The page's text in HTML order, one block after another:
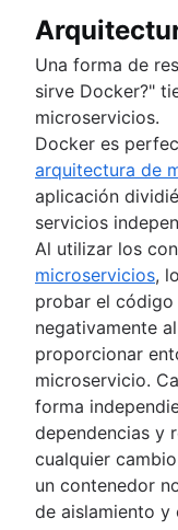
Una forma de
sirve Docker?"
microservicios.
Docker es
arquitectura de
aplicación
servicios
Al utilizar los
microservicios,
probar el
negativamente
proporcionar
microservicio.
forma
dependencias y
cualquier
un contenedor
de aislamiento